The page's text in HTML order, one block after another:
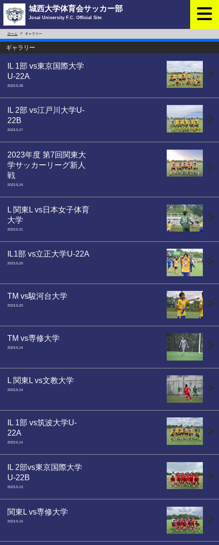
城西大学体育会サッカー部
Josai University F.C. Official Site
ホーム ギャラリー
ギャラリー
IL 1部 vs東京国際大学
U-22A
2023.5.28
>
IL 2部 vs江戸川大学U-
22B
2023.5.27
>
2023年度 第7回関東大
学サッカーリーグ新人
戦
2023.5.24
>
L 関東L vs日本女子体育
大学
2023.5.21
>
IL1部 vs立正大学U-22A
2023.5.20 >
TM vs駿河台大学
2023.5.20 >
TM vs専修大学
2023.5.14 >
L 関東L vs文教大学
2023.5.14 >
IL 1部 vs筑波大学U-
22A
2023.5.14
>
IL 2部vs東京国際大学
U-22B
2023.5.13
>
関東L vs専修大学
2023.5.14 >